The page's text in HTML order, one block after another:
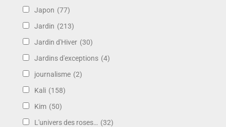
Japon (77)
Jardin (213)
Jardin d'Hiver (30)
Jardins d'exceptions (4)
journalisme (2)
Kali (158)
Kim (50)
L'univers des roses… (32)